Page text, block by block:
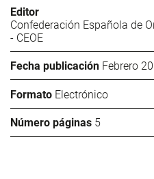
Editor
Confederación Española de
- CEOE
Fecha publicación Febrero
Formato Electrónico
Número páginas 5